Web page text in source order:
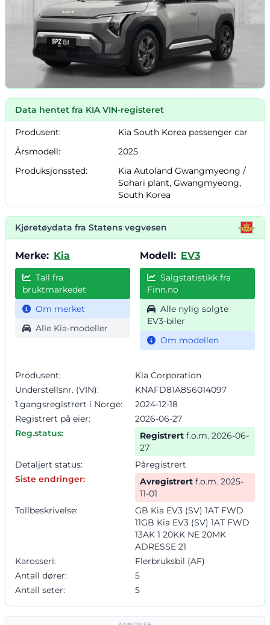
Data hentet fra KIA VIN-registeret
Produsent:
Kia South Korea passenger car
Årsmodell:
2025
Produksjonssted:
Kia Autoland Gwangmyeong /
Sohari plant, Gwangmyeong,
South Korea
Kjøretøydata fra Statens vegvesen
Merke: Kia
Tall fra
bruktmarkedet
Om merket
Alle Kia-modeller
Modell: EV3
Salgstatistikk fra
Finn.no
EV3-biler
Om modellen
Produsent:
Kia Corporation
Understellsnr. (VIN):
KNAFD81A8S6014097
1.gangsregistrert i Norge:
2024-12-18
Registrert på eier:
2026-06-27
Reg.status:
Registrert f.o.m. 2026-06-
27
Detaljert status:
Påregistrert
Siste endringer:
Avregistrert
11-01
Tollbeskrivelse:
GB Kia EV3 (SV) 1AT FWD
11GB Kia EV3 (SV) 1AT FWD
13AK 1 20KK NE 20MK
ADRESSE 21
Karosseri:
Flerbruksbil (AF)
Antall dører:
5
Antall seter:
5